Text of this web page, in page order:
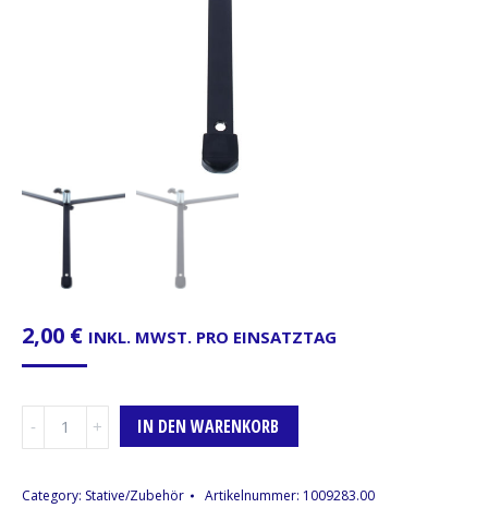
2,00 € INKL. MWST. PRO EINSATZTAG
Menge
IN DEN WARENKORB
Category: Stative/Zubehör Artikelnummer: 1009283.00